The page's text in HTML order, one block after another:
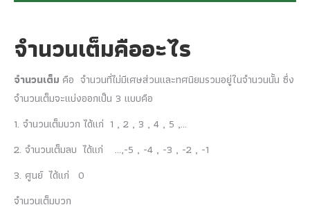
จำนวนเต็มคืออะไร
จำนวนเต็ม คือ จำนวนที่ไม่มีเศษส่วนและทศนิยมรวมอยู่ในจำนวนนั้น ซึ่ง
จำนวนเต็มจะแบ่งออกเป็น 3 แบบคือ
1. จำนวนเต็มบวก ได้แก่ 1 , 2 , 3 , 4 , 5 ,…
2. จำนวนเต็มลบ ได้แก่ …,-5 , -4 , -3 , -2 , -1
3. ศูนย์ ได้แก่ 0
จำนวนเต็มบวก